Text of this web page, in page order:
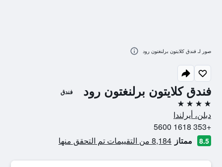
فندق كلايتون برلنغتون رود فندق
4 نجوم
دبلن، أيرلندا
+353 1618 5600
8.5 ممتاز 8,184 من التقييمات تم التحقق منها
صور لـ فندق كلايتون برلنغتون رود